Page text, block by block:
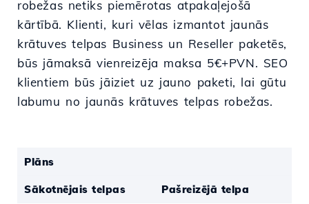
robežas netiks piemērotas atpakaļejošā
kārtībā. Klienti, kuri vēlas izmantot jaunās
krātuves telpas Business un Reseller paketēs,
būs jāmaksā vienreizēja maksa 5€+PVN. SEO
klientiem būs jāiziet uz jauno paketi, lai gūtu
labumu no jaunās krātuves telpas robežas.
Plāns
Sākotnējais telpas Pašreizējā telpa